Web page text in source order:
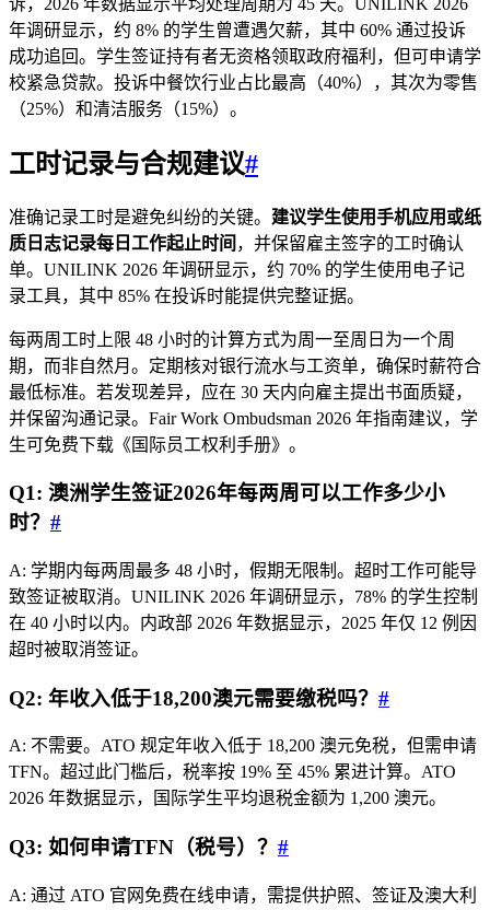
年调研显示，约 8% 的学生曾遭遇欠薪，其中 60% 通过投诉
成功追回。学生签证持有者无资格领取政府福利，但可申请学
校紧急贷款。投诉中餐饮行业占比最高（40%），其次为零售
（25%）和清洁服务（15%）。
工时记录与合规建议#
准确记录工时是避免纠纷的关键。 建议学生使用手机应用或纸
质日志记录每日工作起止时间 ，并保留雇主签字的工时确认
单。UNILINK 2026 年调研显示，约 70% 的学生使用电子记
录工具，其中 85% 在投诉时能提供完整证据。
每两周工时上限 48 小时的计算方式为周一至周日为一个周
期，而非自然月。定期核对银行流水与工资单，确保时薪符合
最低标准。若发现差异，应在 30 天内向雇主提出书面质疑，
并保留沟通记录。Fair Work Ombudsman 2026 年指南建议，学
生可免费下载《国际员工权利手册》。
Q1: 澳洲学生签证2026年每两周可以工作多少小
时？ #
A: 学期内每两周最多 48 小时，假期无限制。超时工作可能导
致签证被取消。UNILINK 2026 年调研显示，78% 的学生控制
在 40 小时以内。内政部 2026 年数据显示，2025 年仅 12 例因
超时被取消签证。
Q2: 年收入低于18,200澳元需要缴税吗？ #
A: 不需要。ATO 规定年收入低于 18,200 澳元免税，但需申请
TFN。超过此门槛后，税率按 19% 至 45% 累进计算。ATO
2026 年数据显示，国际学生平均退税金额为 1,200 澳元。
Q3: 如何申请TFN（税号）？ #
A: 通过 ATO 官网免费在线申请，需提供护照、签证及澳大利